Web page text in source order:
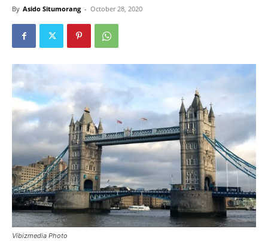
By Asido Situmorang - October 28, 2020
Vibizmedia Photo